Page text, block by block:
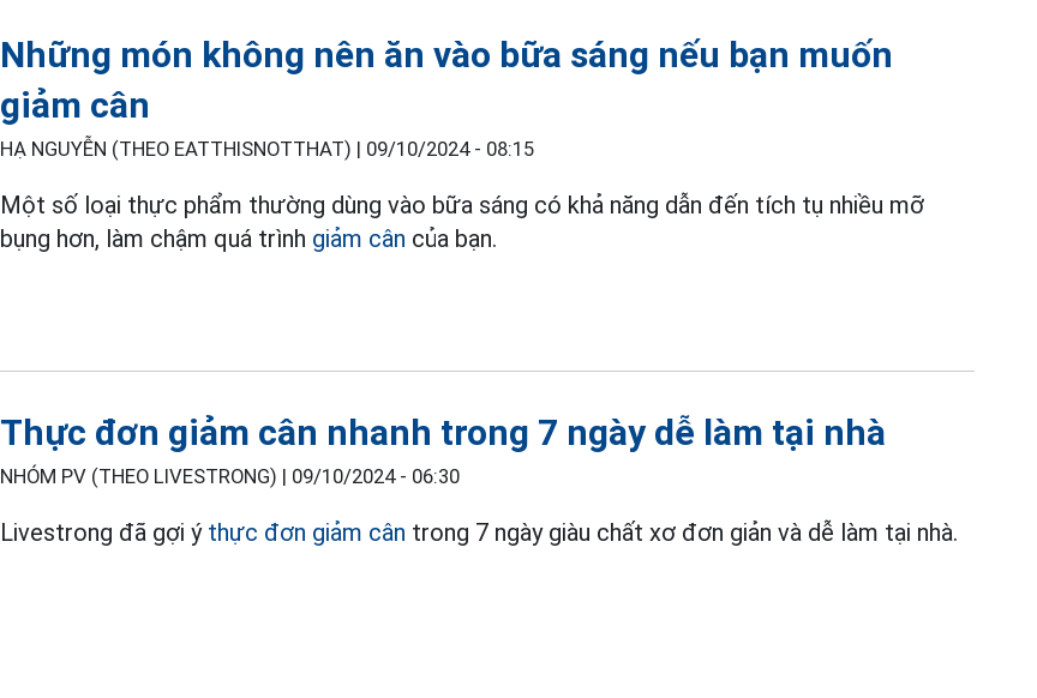
Những món không nên ăn vào bữa sáng nếu bạn muốn
giảm cân
HẠ NGUYỄN (THEO EATTHISNOTTHAT) | 09/10/2024 - 08:15
Một số loại thực phẩm thường dùng vào bữa sáng có khả năng dẫn đến tích tụ nhiều mỡ
bụng hơn, làm chậm quá trình giảm cân của bạn.
Thực đơn giảm cân nhanh trong 7 ngày dễ làm tại nhà
NHÓM PV (THEO LIVESTRONG) | 09/10/2024 - 06:30
Livestrong đã gợi ý thực đơn giảm cân trong 7 ngày giàu chất xơ đơn giản và dễ làm tại nhà.